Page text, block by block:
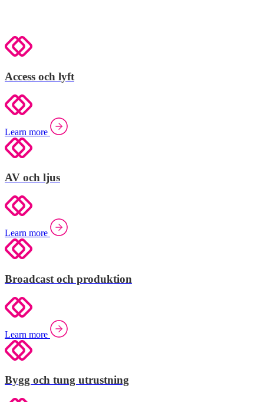
Access och lyft
Learn more
AV och ljus
Learn more
Broadcast och produktion
Learn more
Bygg och tung utrustning